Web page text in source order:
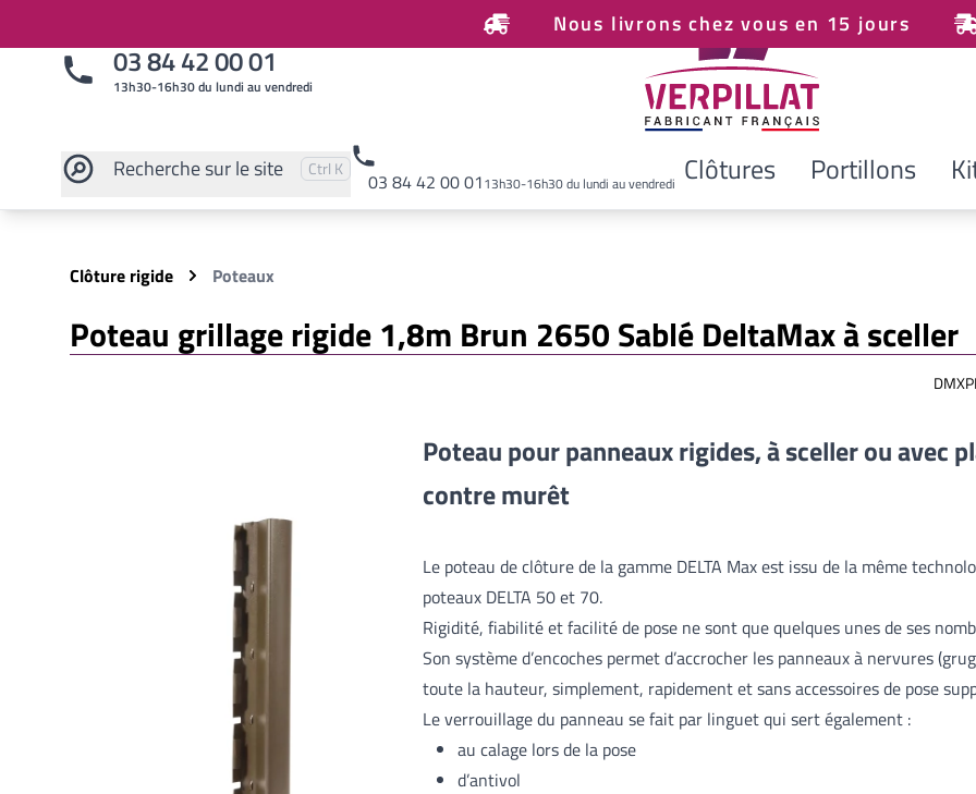
Nous livrons chez vous en 15 jours
03 84 42 00 01
13h30-16h30 du lundi au vendredi
Recherchesur le site Pressez
Ctrl et
K pour rechercher
03 84 42 00 0113h30-16h30 du lundi au vendredi Clôtures Portillons
Rechercher sur le site
Clôture rigide Poteaux
Poteau grillage rigide 1,8m Brun 2650 Sablé DeltaMax à sceller
Poteau pour panneaux rigides, à sceller ou avec
contre murêt
Le poteau de clôture de la gamme DELTA Max est issu de la même
poteaux DELTA 50 et 70.
Rigidité, fiabilité et facilité de pose ne sont que quelques unes de ses
Son système d’encoches permet d’accrocher les panneaux à nervures
toute la hauteur, simplement, rapidement et sans accessoires de pose
Le verrouillage du panneau se fait par linguet qui sert également :
au calage lors de la pose
d’antivol